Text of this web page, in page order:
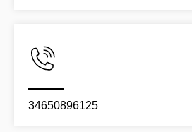
34650896125